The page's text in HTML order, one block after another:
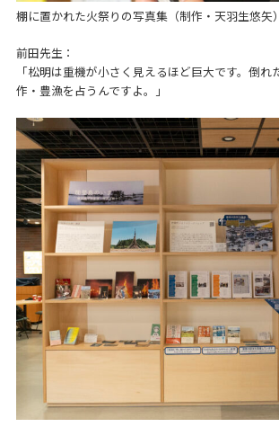
棚に置かれた火祭りの写真集（制作・天羽生悠矢）
前田先生：
「松明は重機が小さく見えるほど巨大です。倒れ
作・豊漁を占うんですよ。」